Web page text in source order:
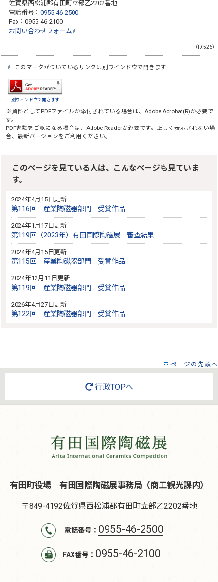
佐賀県西松浦郡有田町立部乙2202番地
電話番号：0955-46-2500
Fax：0955-46-2100
お問い合わせフォーム
（ID:526）
このマークがついているリンクは別ウインドウで開きます
別ウィンドウで開きます
※資料としてPDFファイルが添付されている場合は、Adobe Acrobat(R)が必要で
す。
PDF書類をご覧になる場合は、Adobe Readerが必要です。正しく表示されない場
合、最新バージョンをご利用ください。
このページを見ている人は、こんなページも見ていま
す。
2024年4月15日更新
第116回 産業陶磁器部門 受賞作品
2024年1月17日更新
第119回（2023年）有田国際陶磁展 審査結果
2024年4月15日更新
第115回 産業陶磁器部門 受賞作品
2024年12月11日更新
第119回 産業陶磁器部門 受賞作品
2026年4月27日更新
第122回 産業陶磁器部門 受賞作品
ページの先頭へ
行政TOPへ
有田町役場 有田国際陶磁展事務局（商工観光課内）
〒849-4192佐賀県西松浦郡有田町立部乙2202番地
電話番号： 0955-46-2500
FAX番号： 0955-46-2100